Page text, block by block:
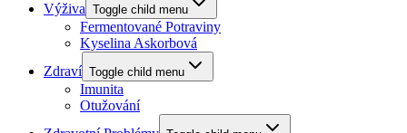
Výživa Toggle child menu
Fermentované Potraviny
Kyselina Askorbová
Zdraví Toggle child menu
Imunita
Otužování